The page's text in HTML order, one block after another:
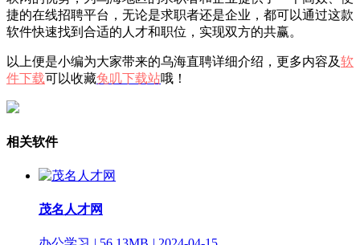
捷的在线招聘平台，无论是求职者还是企业，都可以通过这款
软件快速找到合适的人才和职位，实现双方的共赢。
以上便是小编为大家带来的乌海直聘详细介绍，更多内容及软
件下载可以收藏兔叽下载站哦！
相关软件
茂名人才网